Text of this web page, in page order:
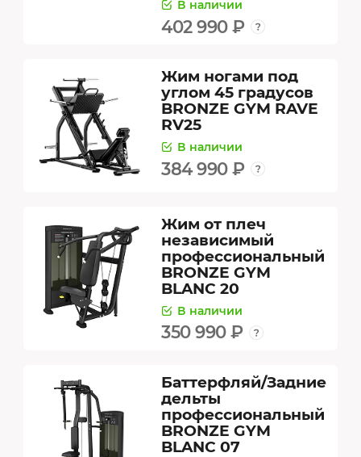
В наличии
402 990 ₽
Жим ногами под
углом 45 градусов
BRONZE GYM RAVE
RV25
В наличии
384 990 ₽
Жим от плеч
независимый
профессиональный
BRONZE GYM
BLANC 20
В наличии
350 990 ₽
Баттерфляй/Задние
дельты
профессиональный
BRONZE GYM
BLANC 07